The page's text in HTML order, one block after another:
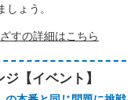
ょう。
すの詳細はこちら
ジ【イベント】